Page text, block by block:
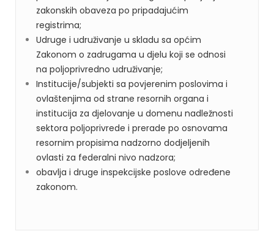
zakonskih obaveza po pripadajućim
registrima;
Udruge i udruživanje u skladu sa općim
Zakonom o zadrugama u djelu koji se odnosi
na poljoprivredno udruživanje;
Institucije/subjekti sa povjerenim poslovima i
ovlaštenjima od strane resornih organa i
institucija za djelovanje u domenu nadležnosti
sektora poljoprivrede i prerade po osnovama
resornim propisima nadzorno dodjeljenih
ovlasti za federalni nivo nadzora;
obavlja i druge inspekcijske poslove određene
zakonom.